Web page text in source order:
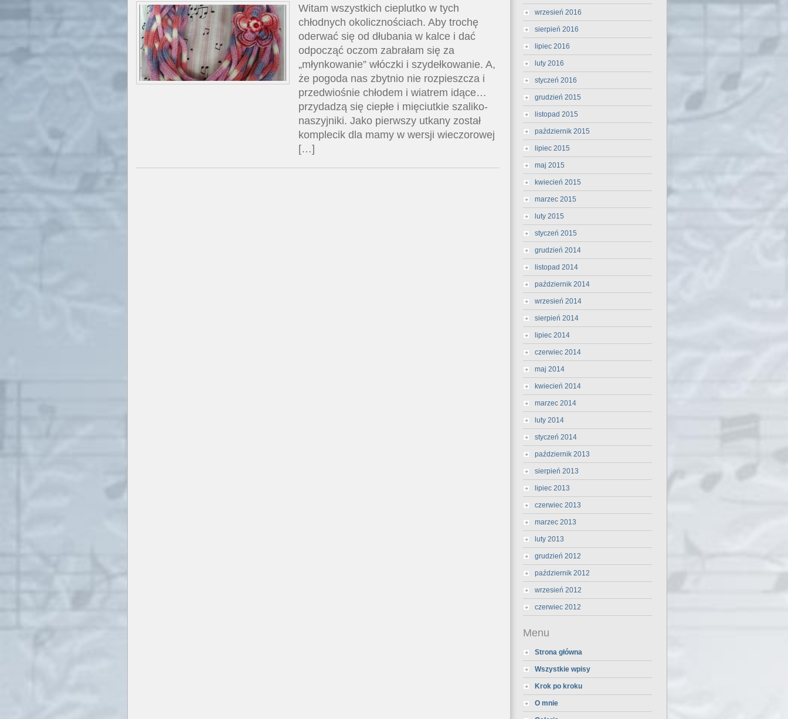
Witam wszystkich cieplutko w tych
chłodnych okolicznościach. Aby trochę
oderwać się od dłubania w kalce i dać
odpocząć oczom zabrałam się za
„młynkowanie” włóczki i szydełkowanie. A,
że pogoda nas zbytnio nie rozpieszcza i
przedwiośnie chłodem i wiatrem idące…
przydadzą się ciepłe i mięciutkie szaliko-
naszyjniki. Jako pierwszy utkany został
komplecik dla mamy w wersji wieczorowej
[…]
wrzesień 2016
sierpień 2016
lipiec 2016
luty 2016
styczeń 2016
grudzień 2015
listopad 2015
październik 2015
lipiec 2015
maj 2015
kwiecień 2015
marzec 2015
luty 2015
styczeń 2015
grudzień 2014
listopad 2014
październik 2014
wrzesień 2014
sierpień 2014
lipiec 2014
czerwiec 2014
maj 2014
kwiecień 2014
marzec 2014
luty 2014
styczeń 2014
październik 2013
sierpień 2013
lipiec 2013
czerwiec 2013
marzec 2013
luty 2013
grudzień 2012
październik 2012
wrzesień 2012
czerwiec 2012
Menu
Strona główna
Wszystkie wpisy
Krok po kroku
O mnie